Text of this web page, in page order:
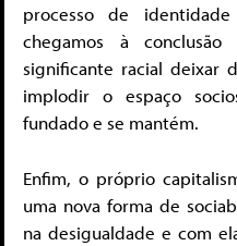
processo de
chegamos à
significante racial deixar
implodir o espaço
fundado e se mantém.
Enfim, o próprio
uma nova forma de
na desigualdade e com